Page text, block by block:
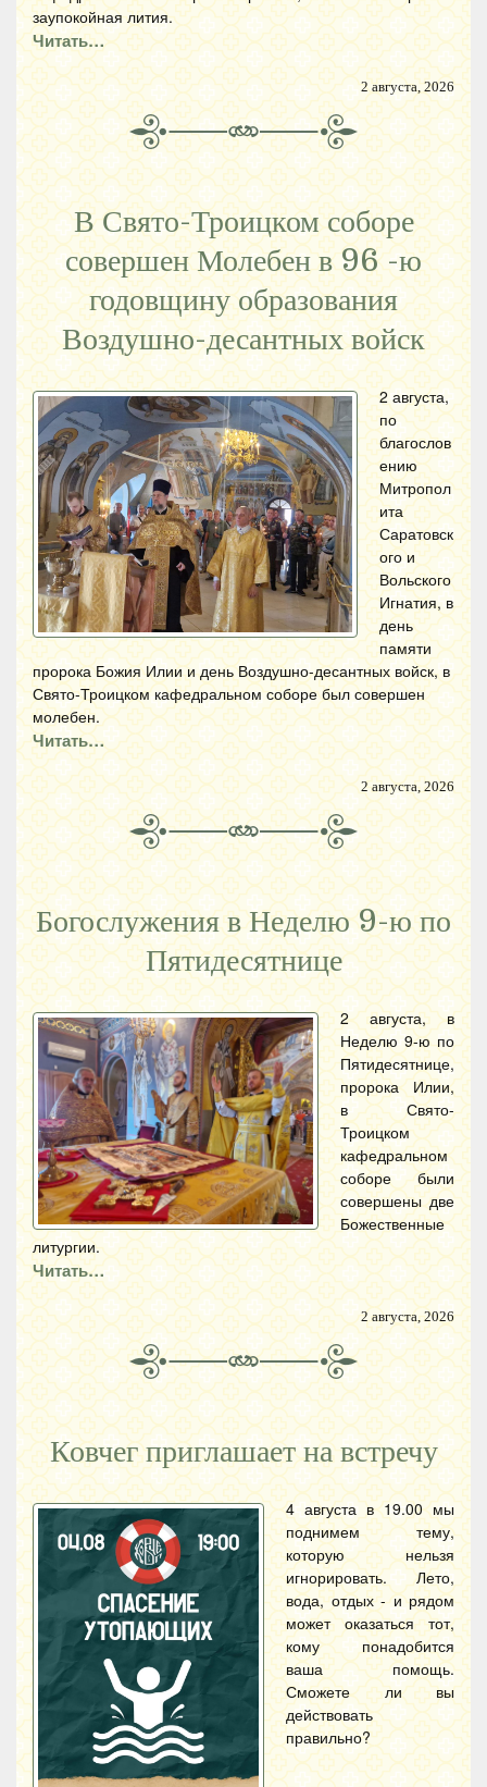
заупокойная лития.
Читать…
2 августа, 2026
В Свято-Троицком соборе
совершен Молебен в 96 -ю
годовщину образования
Воздушно-десантных войск
2 августа,
по
благослов
ению
Митропол
ита
Саратовск
ого и
Вольского
Игнатия, в
день
памяти
пророка Божия Илии и день Воздушно-десантных войск, в
Свято-Троицком кафедральном соборе был совершен
молебен.
Читать…
2 августа, 2026
Богослужения в Неделю 9-ю по
Пятидесятнице
2 августа, в
Неделю 9-ю по
Пятидесятнице,
пророка Илии,
в Свято-
Троицком
кафедральном
соборе были
совершены две
Божественные
литургии.
Читать…
2 августа, 2026
Ковчег приглашает на встречу
4 августа в 19.00 мы
поднимем тему,
которую нельзя
игнорировать. Лето,
вода, отдых - и рядом
может оказаться тот,
кому понадобится
ваша помощь.
Сможете ли вы
действовать
правильно?